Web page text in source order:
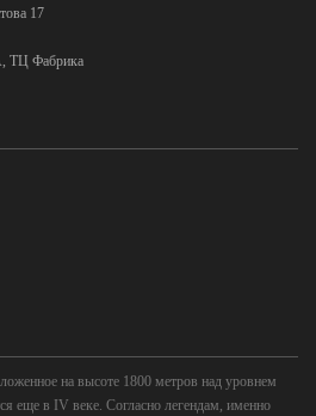
17
ТЦ Фабрика
на высоте 1800 метров над уровнем
еще в IV веке. Согласно легендам, именно